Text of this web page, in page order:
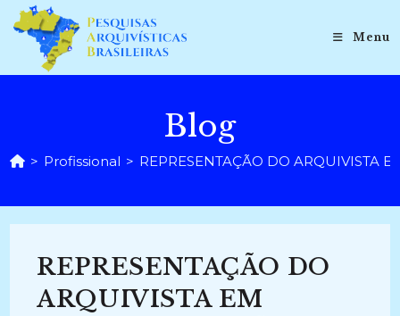
para
conteúdo
Menu
Blog
> Profissional > REPRESENTAÇÃO DO ARQUIVISTA
REPRESENTAÇÃO DO
ARQUIVISTA EM